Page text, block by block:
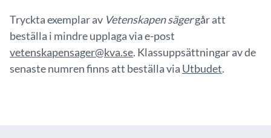
Tryckta exemplar av Vetenskapen sägergår att
beställa i mindre upplaga via e-post
vetenskapensager@kva.se. Klassuppsättningar av de
senaste numrenfinns att beställa via Utbudet.